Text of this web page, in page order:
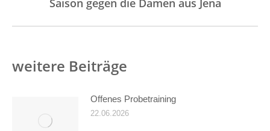
Saison gegen die Damen aus Jena
weitere Beiträge
Offenes Probetraining
22.06.2026